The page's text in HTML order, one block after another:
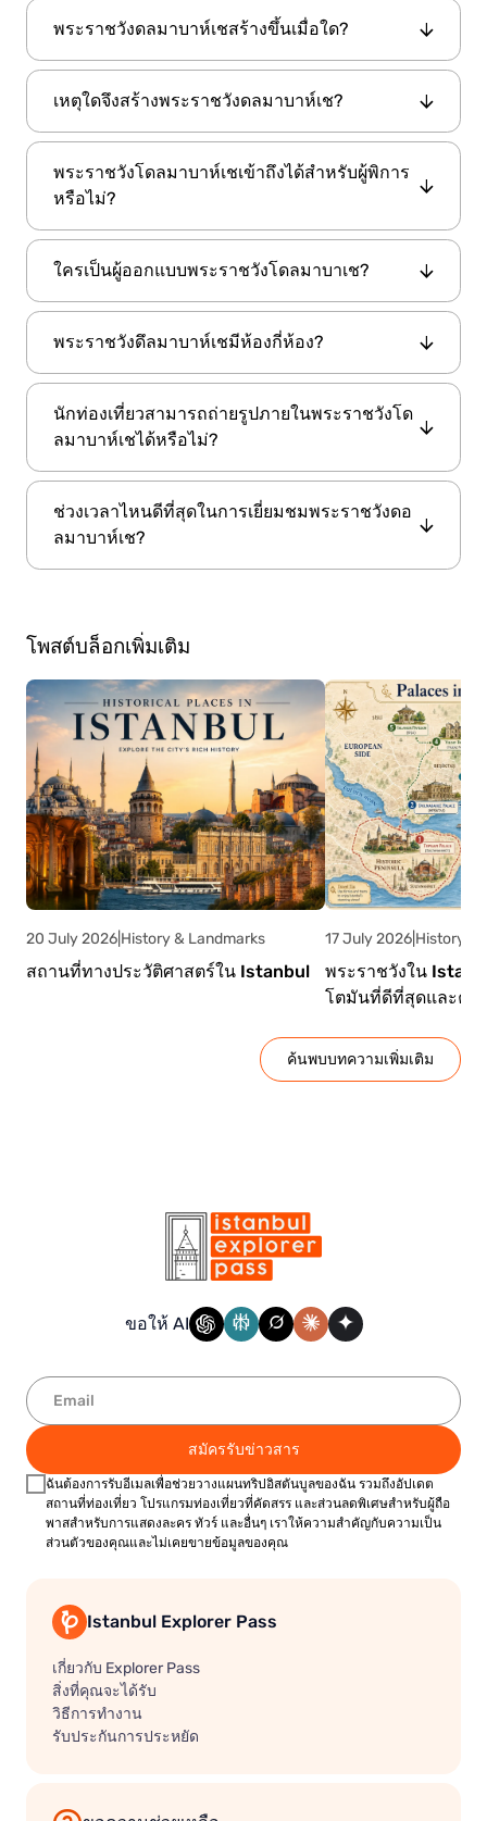
พระราชวังดลมาบาห์เชสร้างขึ้นเมื่อใด?
พระราชวังดลมาบาห์เช ถูกสร้างขึ้นระหว่างปี 1843
ถึง 1856 ในรัชสมัยของ
ปกครองต้องการสร้างที่ประทับสมัยใหม่ที่สะท้อน
ทั้งพระสิริแบบออตโตมันและความเจริญแบบยุโรป
ซึ่งถือเป็นจุดเริ่มต้นของยุคใหม่ของสถาปัตยกรรม
เหตุใดจึงสร้างพระราชวังดลมาบาห์เช?
สุลต่านอับดุลมะจิดที่ 1 ได้สั่ง สร้างพระราชวังดลมา
บาห์เชเพื่อทดแทนพระราชวังเก่า โทปกาปีซึ่งเขา
แสดงให้เห็นถึงความทันสมัยของจักรวรรดิ และ
ความสอดคล้องกับวัฒนธรรมและศิลปะตะวันตก
พระราชวังโดลมาบาห์เชเข้าถึงได้สำหรับผู้พิการ
หรือไม่?
ใช่ พื้นที่หลายส่วนของพระราชวังและสวนสามารถ
เข้าถึงได้สำหรับผู้ใช้รถเข็น เจ้าหน้าที่สามารถช่วย
เหลือนักท่องเที่ยวในการหาเส้นทางที่เข้าถึงได้ดี
ที่สุดผ่านห้องโถงหลักและพื้นที่จัดแสดงนิทรรศการ
ใครเป็นผู้ออกแบบพระราชวังโดลมาบาเช?
พระราชวังแห่งนี้ได้รับการออกแบบโดยสถาปนิกชา
Nigogayos Balyanพวกเขาผสานอิทธิพลแบบบา
โรก โรโคโค และนีโอคลาสสิกเข้ากับองค์ประกอบ
ดั้งเดิมของออตโตมัน จนได้พระราชวังที่งดงามที่สุด
พระราชวังดึลมาบาห์เชมีห้องกี่ห้อง?
พระราชวังดึลมาบาห์เช
มี 285 ห้อง 46 โถง 6 ห้อง
อาบน้ำ และ 68 ห้องสุขา ทุกห้องสะท้อนถึงงานฝีมือ
ที่นำเข้า ซึ่งแสดงให้เห็นถึงความมั่งคั่งและรสนิยม
ของจักรวรรดิ
นักท่องเที่ยวสามารถถ่ายรูปภายในพระราชวังโด
ลมาบาห์เชได้หรือไม่?
การถ่ายภาพเป็นข้อจำกัดในพื้นที่ภายในอาคาร
ส่วนใหญ่ เพื่อปกป้องงานศิลปะและเครื่องเรือนที่
ช่วงเวลาไหนดีที่สุดในการเยี่ยมชมพระราชวังดอ
ลมาบาห์เช?
ขึ้นในช่วงบ่าย ฤดูใบไม้ผลิและฤดูใบไม้ร่วงเป็นช่วง
ที่มีอากาศเหมาะที่สุดสำหรับการสำรวจสวนกลาง
แจ้งและชมทิวทัศน์ริมอ่าว
โพสต์บล็อกเพิ่มเติม
ค้นพบบทความเพิ่มเติม
20 July 2026 History & Landmarks
สถานที่ทางประวัติศาสตร์ใน Istanbul
17 July 2026 History &
พระราชวังใน
โตมันที่ดีที่สุดและคู่มื
ขอให้ AI
สมัครรับข่าวสาร
ฉันต้องการรับอีเมลเพื่อช่วยวางแผนทริปอิสตันบูลของฉัน รวมถึงอัปเดต
สถานที่ท่องเที่ยว โปรแกรมท่องเที่ยวที่คัดสรร และส่วนลดพิเศษสำหรับผู้ถือ
พาสสำหรับการแสดงละคร ทัวร์ และอื่นๆ เราให้ความสำคัญกับความเป็น
ส่วนตัวของคุณและไม่เคยขายข้อมูลของคุณ
Istanbul Explorer Pass
เกี่ยวกับ Explorer Pass
สิ่งที่คุณจะได้รับ
วิธีการทำงาน
รับประกันการประหยัด